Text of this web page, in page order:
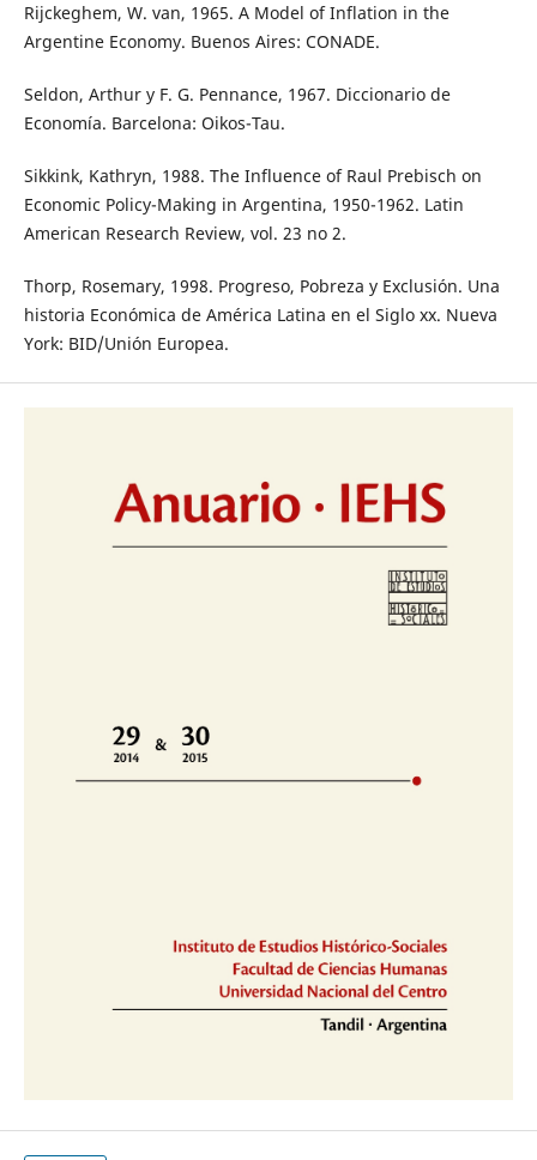
Rijckeghem, W. van, 1965. A Model of Inflation in the
Argentine Economy. Buenos Aires: CONADE.
Seldon, Arthur y F. G. Pennance, 1967. Diccionario de
Economía. Barcelona: Oikos-Tau.
Sikkink, Kathryn, 1988. The Influence of Raul Prebisch on
Economic Policy-Making in Argentina, 1950-1962. Latin
American Research Review, vol. 23 no 2.
Thorp, Rosemary, 1998. Progreso, Pobreza y Exclusión. Una
historia Económica de América Latina en el Siglo xx. Nueva
York: BID/Unión Europea.